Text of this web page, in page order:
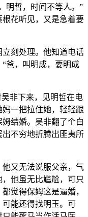
明哲，时间不等人。”
花听见，又是急着要
刻处理。他知道电话
爸，叫明成，要明成
非下来，见明哲在电
一把拉住她，轻轻跟
结婚。吴非翻了个白
不穷地折腾出匪夷所
又无法说服父亲，气
他虽无比尴尬，可只
觉得保姆这是逼婚，
能还得找明玉。可